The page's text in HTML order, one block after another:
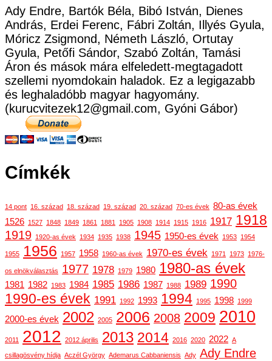
Ady Endre, Bartók Béla, Bibó István, Dienes
András, Erdei Ferenc, Fábri Zoltán, Illyés Gyula,
Móricz Zsigmond, Németh László, Ortutay
Gyula, Petőfi Sándor, Szabó Zoltán, Tamási
Áron és mások mára elfeledett-megtagadott
szellemi nyomdokain haladok. Ez a legigazabb
és leghaladóbb magyar hagyomány.
(kurucvitezek12@gmail.com, Gyóni Gábor)
Címkék
14 pont 16. század 18. század 19. század 20. század 70-es évek 80-as évek
1526 1527 1848 1849 1861 1881 1905 1908 1914 1915 1916 1917 1918
1919 1920-as évek 1934 1935 1938 1945 1950-es évek 1953 1954
1955 1956 1957 1958 1960-as évek 1970-es évek 1971 1973 1976-
os elnökválasztás 1977 1978 1979 1980 1980-as évek
1981 1982 1983 1984 1985 1986 1987 1988 1989 1990
1990-es évek 1991 1992 1993 1994 1995 1998 1999
2000-es évek 2002 2005 2006 2008 2009 2010
2011 2012 2012 április 2013 2014 2016 2020 2022 A
csillagösvény hídja Aczél György Ademarus Cabbaniensis Ady Ady Endre